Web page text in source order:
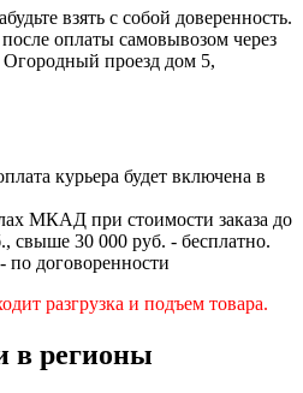
взять с собой доверенность.
оплаты самовывозом через
проезд дом 5,
курьера будет включена в
МКАД при стоимости заказа до
свыше 30 000 руб. - бесплатно.
договоренности
разгрузка и подъем товара.
в регионы